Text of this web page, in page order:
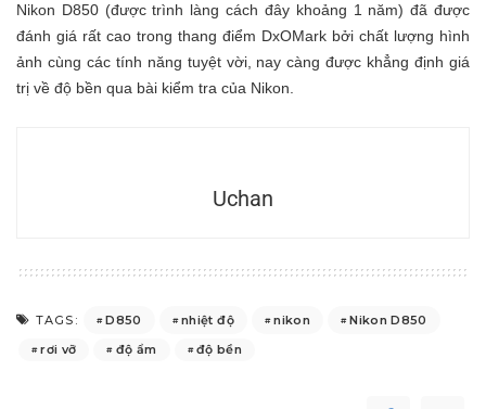
Nikon D850 (được trình làng cách đây khoảng 1 năm) đã được
đánh giá rất cao trong thang điểm DxOMark bởi chất lượng hình
ảnh cùng các tính năng tuyệt vời, nay càng được khẳng định giá
trị về độ bền qua bài kiểm tra của Nikon.
Uchan
TAGS: D850 nhiệt độ nikon
Nikon D850
rơi vỡ
độ ẩm độ bền